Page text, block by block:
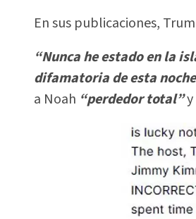
En sus publicaciones,
“Nunca he estado en la
difamatoria de esta
a Noah “perdedor total”y